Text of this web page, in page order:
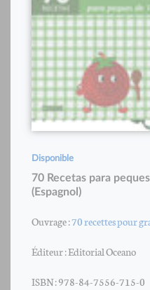
Disponible
70 Recetas para
(Espagnol)
Ouvrage :70 recettes pour
Éditeur : Editorial Oceano
ISBN : 978-84-7556-715-0